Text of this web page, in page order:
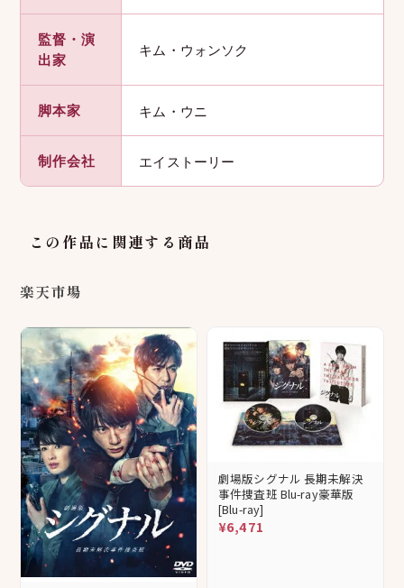
監督・演
出家
キム・ウォンソク
脚本家 キム・ウニ
制作会社 エイストーリー
この作品に関連する商品
楽天市場
劇場版シグナル 長期未解決
事件捜査班 Blu-ray豪華版
[Blu-ray]
¥6,471